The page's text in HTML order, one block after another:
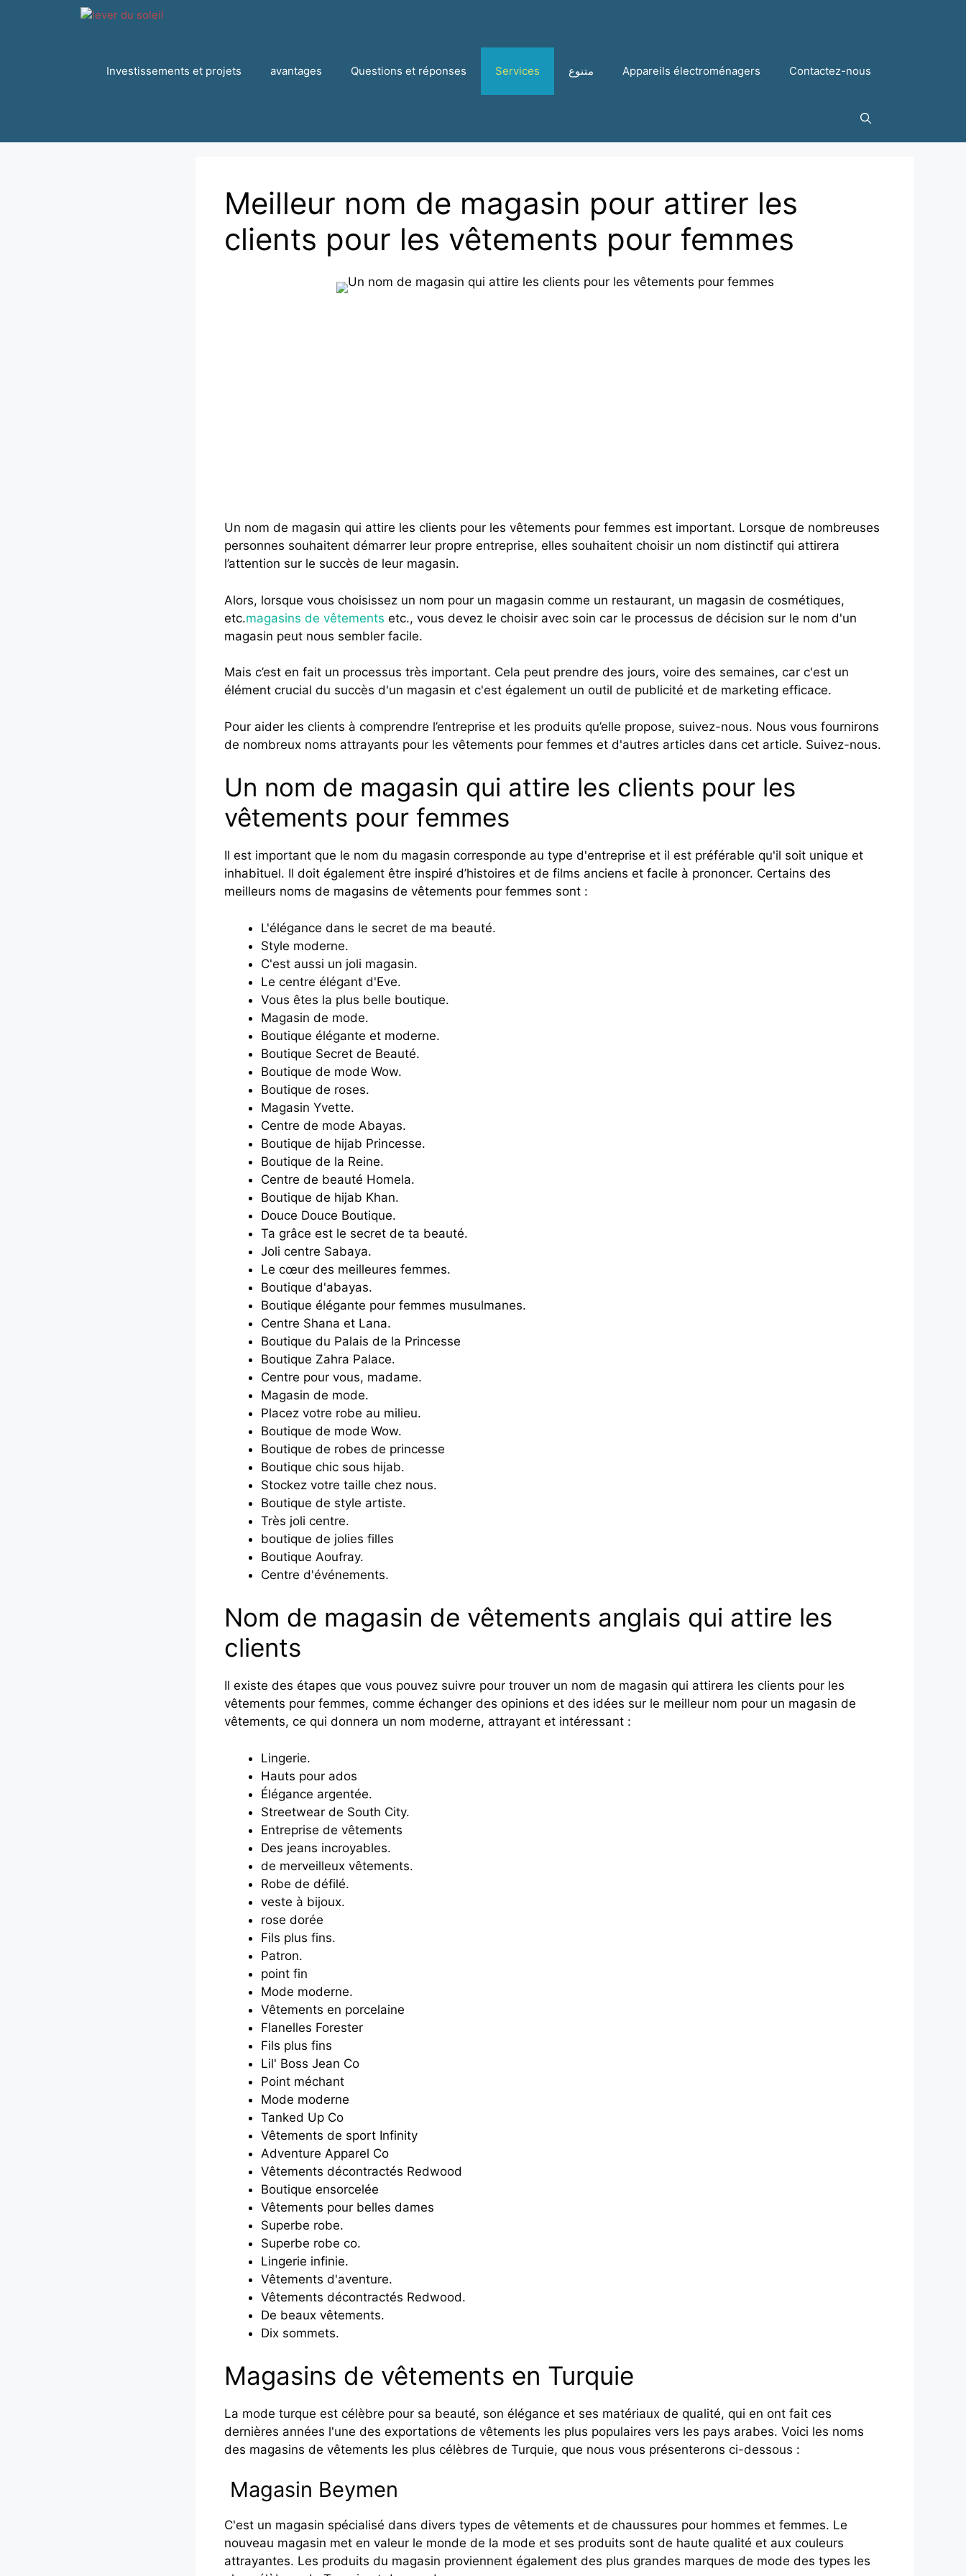
Investissements et projets avantages Questions et réponses Services متنوع Appareils électroménagers Contactez-nous
Meilleur nom de magasin pour attirer les
clients pour les vêtements pour femmes
Un nom de magasin qui attire les clients pour les vêtements pour femmes est important. Lorsque de nombreuses
personnes souhaitent démarrer leur propre entreprise, elles souhaitent choisir un nom distinctif qui attirera
l’attention sur le succès de leur magasin.
Alors, lorsque vous choisissez un nom pour un magasin comme un restaurant, un magasin de cosmétiques,
etc.magasins de vêtements etc., vous devez le choisir avec soin car le processus de décision sur le nom d'un
magasin peut nous sembler facile.
Mais c’est en fait un processus très important. Cela peut prendre des jours, voire des semaines, car c'est un
élément crucial du succès d'un magasin et c'est également un outil de publicité et de marketing efficace.
Pour aider les clients à comprendre l’entreprise et les produits qu’elle propose, suivez-nous. Nous vous fournirons
de nombreux noms attrayants pour les vêtements pour femmes et d'autres articles dans cet article. Suivez-nous.
Un nom de magasin qui attire les clients pour les
vêtements pour femmes
Il est important que le nom du magasin corresponde au type d'entreprise et il est préférable qu'il soit unique et
inhabituel. Il doit également être inspiré d’histoires et de films anciens et facile à prononcer. Certains des
meilleurs noms de magasins de vêtements pour femmes sont :
L'élégance dans le secret de ma beauté.
Style moderne.
C'est aussi un joli magasin.
Le centre élégant d'Eve.
Vous êtes la plus belle boutique.
Magasin de mode.
Boutique élégante et moderne.
Boutique Secret de Beauté.
Boutique de mode Wow.
Boutique de roses.
Magasin Yvette.
Centre de mode Abayas.
Boutique de hijab Princesse.
Boutique de la Reine.
Centre de beauté Homela.
Boutique de hijab Khan.
Douce Douce Boutique.
Ta grâce est le secret de ta beauté.
Joli centre Sabaya.
Le cœur des meilleures femmes.
Boutique d'abayas.
Boutique élégante pour femmes musulmanes.
Centre Shana et Lana.
Boutique du Palais de la Princesse
Boutique Zahra Palace.
Centre pour vous, madame.
Magasin de mode.
Placez votre robe au milieu.
Boutique de mode Wow.
Boutique de robes de princesse
Boutique chic sous hijab.
Stockez votre taille chez nous.
Boutique de style artiste.
Très joli centre.
boutique de jolies filles
Boutique Aoufray.
Centre d'événements.
Nom de magasin de vêtements anglais qui attire les
clients
Il existe des étapes que vous pouvez suivre pour trouver un nom de magasin qui attirera les clients pour les
vêtements pour femmes, comme échanger des opinions et des idées sur le meilleur nom pour un magasin de
vêtements, ce qui donnera un nom moderne, attrayant et intéressant :
Lingerie.
Hauts pour ados
Élégance argentée.
Streetwear de South City.
Entreprise de vêtements
Des jeans incroyables.
de merveilleux vêtements.
Robe de défilé.
veste à bijoux.
rose dorée
Fils plus fins.
Patron.
point fin
Mode moderne.
Vêtements en porcelaine
Flanelles Forester
Fils plus fins
Lil' Boss Jean Co
Point méchant
Mode moderne
Tanked Up Co
Vêtements de sport Infinity
Adventure Apparel Co
Vêtements décontractés Redwood
Boutique ensorcelée
Vêtements pour belles dames
Superbe robe.
Superbe robe co.
Lingerie infinie.
Vêtements d'aventure.
Vêtements décontractés Redwood.
De beaux vêtements.
Dix sommets.
Magasins de vêtements en Turquie
La mode turque est célèbre pour sa beauté, son élégance et ses matériaux de qualité, qui en ont fait ces
dernières années l'une des exportations de vêtements les plus populaires vers les pays arabes. Voici les noms
des magasins de vêtements les plus célèbres de Turquie, que nous vous présenterons ci-dessous :
Magasin Beymen
C'est un magasin spécialisé dans divers types de vêtements et de chaussures pour hommes et femmes. Le
nouveau magasin met en valeur le monde de la mode et ses produits sont de haute qualité et aux couleurs
attrayantes. Les produits du magasin proviennent également des plus grandes marques de mode des types les